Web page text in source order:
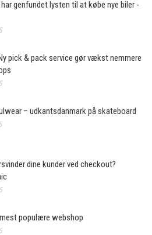
genfundet lysten til at købe nye biler -
pick & pack service gør vækst nemmere
– udkantsdanmark på skateboard
dine kunder ved checkout?
populære webshop